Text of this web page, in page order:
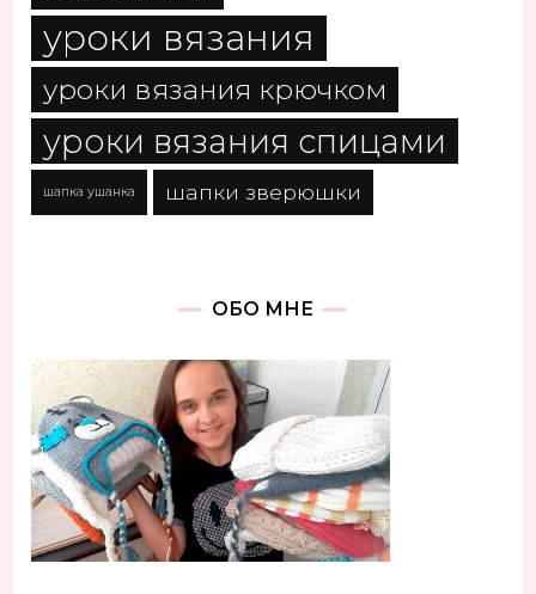
уроки вязания
уроки вязания крючком
уроки вязания спицами
шапка ушанка шапки зверюшки
ОБО МНЕ